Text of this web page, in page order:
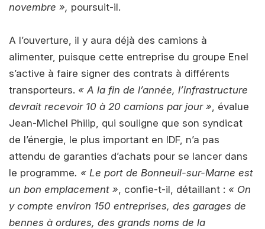
novembre », poursuit-il.
A l’ouverture, il y aura déjà des camions à
alimenter, puisque cette entreprise du groupe Enel
s’active à faire signer des contrats à différents
transporteurs. « A la fin de l’année, l’infrastructure
devrait recevoir 10 à 20 camions par jour » , évalue
Jean-Michel Philip, qui souligne que son syndicat
de l’énergie, le plus important en IDF, n’a pas
attendu de garanties d’achats pour se lancer dans
le programme. « Le port de Bonneuil-sur-Marne est
un bon emplacement » , confie-t-il, détaillant : « On
y compte environ 150 entreprises, des garages de
bennes à ordures, des grands noms de la